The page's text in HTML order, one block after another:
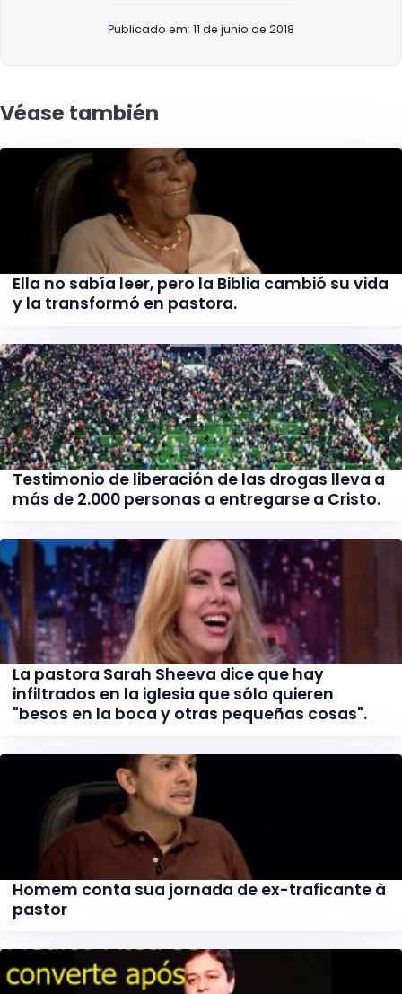
Publicado em: 11 de junio de 2018
Véase también
Ella no sabía leer, pero la Biblia cambió su vida
y la transformó en pastora.
Testimonio de liberación de las drogas lleva a
más de 2.000 personas a entregarse a Cristo.
La pastora Sarah Sheeva dice que hay
infiltrados en la iglesia que sólo quieren
"besos en la boca y otras pequeñas cosas".
Homem conta sua jornada de ex-traficante à
pastor